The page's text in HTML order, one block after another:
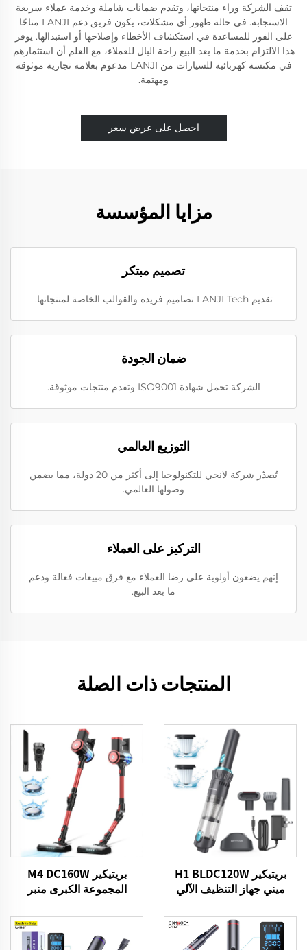
تقف الشركة وراء منتجاتها، وتقدم ضمانات شاملة وخدمة عملاء سريعة
الاستجابة. في حالة ظهور أي مشكلات، يكون فريق دعم LANJI متاحًا
على الفور للمساعدة في استكشاف الأخطاء وإصلاحها أو استبدالها. يوفر
هذا الالتزام بخدمة ما بعد البيع راحة البال للعملاء، مع العلم أن استثمارهم
في مكنسة كهربائية للسيارات من LANJI مدعوم بعلامة تجارية موثوقة
ومهتمة.
احصل على عرض سعر
مزايا المؤسسة
تصميم مبتكر
تقديم LANJI Tech تصاميم فريدة والقوالب الخاصة لمنتجاتها.
ضمان الجودة
الشركة تحمل شهادة ISO9001 وتقدم منتجات موثوقة.
التوزيع العالمي
تُصدّر شركة لانجي للتكنولوجيا إلى أكثر من 20 دولة، مما يضمن
وصولها العالمي.
التركيز على العملاء
إنهم يضعون أولوية على رضا العملاء مع فرق مبيعات فعالة ودعم
ما بعد البيع.
المنتجات ذات الصلة
بريتيكير H1 BLDC120W
ميني جهاز التنظيف الآلي
بريتيكير M4 DC160W
المجموعة الكبرى منبر
منزل الأرضية السجادة